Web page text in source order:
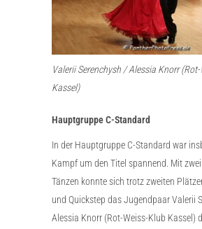
Valerii Serenchysh / Alessia Knorr
Kassel)
Hauptgruppe C-Standard
In der Hauptgruppe C-Standard war
Kampf um den Titel spannend. Mit
Tänzen konnte sich trotz zweiten
und Quickstep das Jugendpaar Valerii
Alessia Knorr (Rot-Weiss-Klub Kassel)